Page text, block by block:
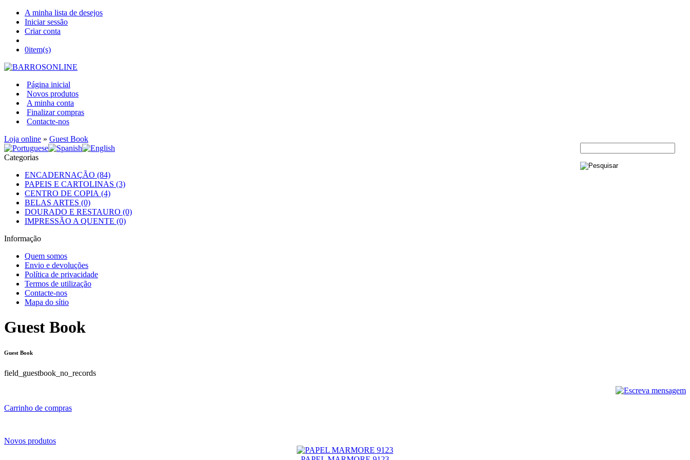
A minha lista de desejos
Iniciar sessão
Criar conta
0item(s)
Página inicial
Novos produtos
A minha conta
Finalizar compras
Contacte-nos
Loja online » Guest Book
Categorias
ENCADERNAÇÃO (84)
PAPEIS E CARTOLINAS (3)
CENTRO DE COPIA (4)
BELAS ARTES (0)
DOURADO E RESTAURO (0)
IMPRESSÃO A QUENTE (0)
Informação
Quem somos
Envio e devoluções
Política de privacidade
Termos de utilização
Contacte-nos
Mapa do sítio
Guest Book
Guest Book
field_guestbook_no_records
Carrinho de compras
Novos produtos